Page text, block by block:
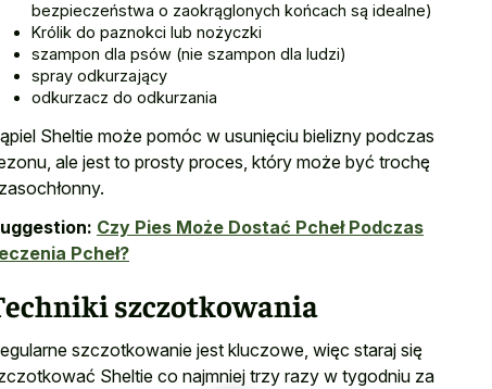
bezpieczeństwa o zaokrąglonych końcach są idealne)
Królik do paznokci lub nożyczki
szampon dla psów (nie szampon dla ludzi)
spray odkurzający
odkurzacz do odkurzania
Sheltie może pomóc w usunięciu bielizny podczas
ale jest to prosty proces, który może być trochę
Czy Pies Może Dostać Pcheł Podczas
Pcheł?
szczotkowania
szczotkowanie jest kluczowe, więc staraj się
Sheltie co najmniej trzy razy w tygodniu za